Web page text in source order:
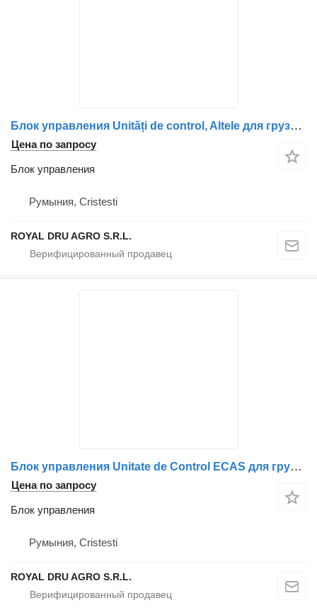
Блок управления Unități de control, Altele для грузовика Mercedes-Benz – A0004461727, A0004461827, A0004461927, 0004461727, 0004461827, 0004461927, A0004461627, 0004461627, A0004461527, 0004461527
Цена по запросу
Блок управления
Румыния, Cristesti
ROYAL DRU AGRO S.R.L.
Блок управления Unitate de Control ECAS для грузовика Mercedes-Benz A0004462817 / A0004463217 / A0004462917 / A0004463117 / 0004462817 / 0004463217 / 0004463117
Цена по запросу
Блок управления
Румыния, Cristesti
ROYAL DRU AGRO S.R.L.